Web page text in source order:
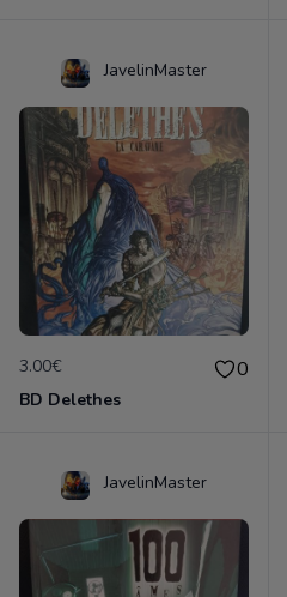
JavelinMaster
3.00€ 0
BD Delethes
JavelinMaster